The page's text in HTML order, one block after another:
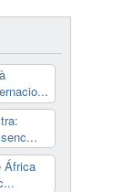
África